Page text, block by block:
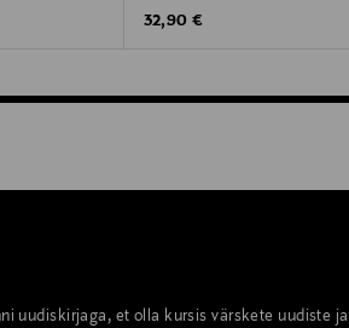
Original Price
32,90 €
uudiskirjaga, et olla kursis värskete uudiste